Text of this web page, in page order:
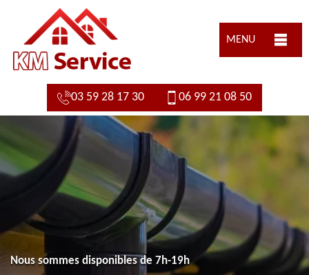
MENU
03 59 28 17 30 06 99 21 08 50
Nous sommes disponibles de 7h-19h